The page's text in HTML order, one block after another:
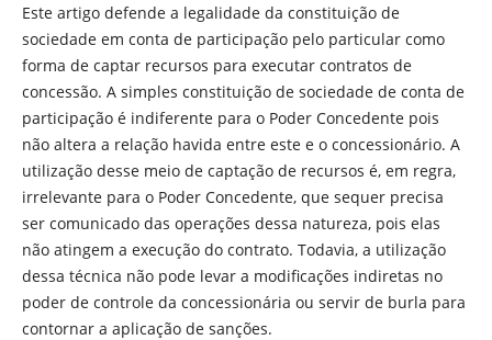
Este artigo defende a legalidade da constituição de
sociedade em conta de participação pelo particular como
forma de captar recursos para executar contratos de
concessão. A simples constituição de sociedade de conta de
participação é indiferente para o Poder Concedente pois
não altera a relação havida entre este e o concessionário. A
utilização desse meio de captação de recursos é, em regra,
irrelevante para o Poder Concedente, que sequer precisa
ser comunicado das operações dessa natureza, pois elas
não atingem a execução do contrato. Todavia, a utilização
dessa técnica não pode levar a modificações indiretas no
poder de controle da concessionária ou servir de burla para
contornar a aplicação de sanções.